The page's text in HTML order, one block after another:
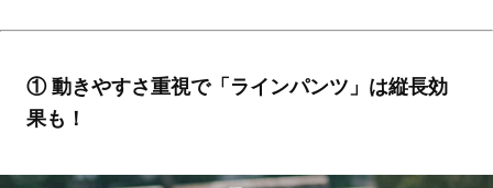
① 動きやすさ重視で「ラインパンツ」は縦長効
果も！